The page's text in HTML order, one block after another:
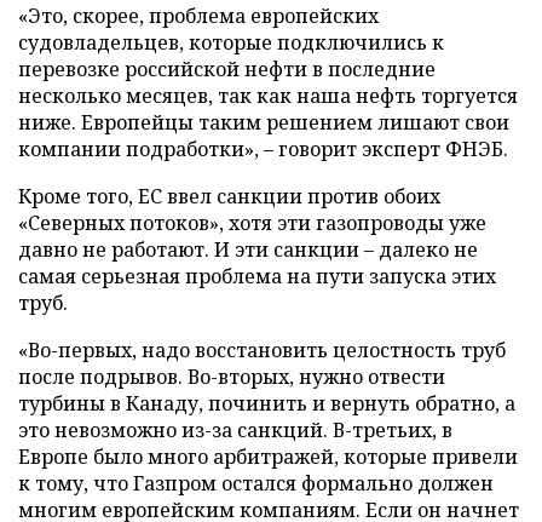
«Это, скорее, проблема европейских
судовладельцев, которые подключились к
перевозке российской нефти в последние
несколько месяцев, так как наша нефть торгуется
ниже. Европейцы таким решением лишают свои
компании подработки», – говорит эксперт ФНЭБ.
Кроме того, ЕС ввел санкции против обоих
«Северных потоков», хотя эти газопроводы уже
давно не работают. И эти санкции – далеко не
самая серьезная проблема на пути запуска этих
труб.
«Во-первых, надо восстановить целостность труб
после подрывов. Во-вторых, нужно отвести
турбины в Канаду, починить и вернуть обратно, а
это невозможно из-за санкций. В-третьих, в
Европе было много арбитражей, которые привели
к тому, что Газпром остался формально должен
многим европейским компаниям. Если он начнет